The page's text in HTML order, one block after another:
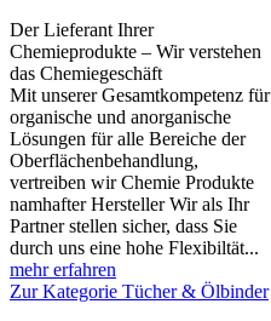
Der Lieferant Ihrer
Chemieprodukte – Wir verstehen
das Chemiegeschäft
Mit unserer Gesamtkompetenz für
organische und anorganische
Lösungen für alle Bereiche der
Oberflächenbehandlung,
vertreiben wir Chemie Produkte
namhafter Hersteller Wir als Ihr
Partner stellen sicher, dass Sie
durch uns eine hohe Flexibiltät...
mehr erfahren
Zur Kategorie Tücher & Ölbinder